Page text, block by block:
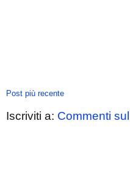
Post più recente
Iscriviti a: Commenti